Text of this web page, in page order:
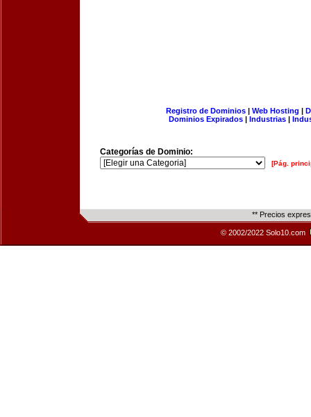
Registro de Dominios| Web Hosting |
Dominios Expirados | Industrias |
Categorías de Dominio:
[Pág.
** Precios
© 2002/2022 Solo10.com